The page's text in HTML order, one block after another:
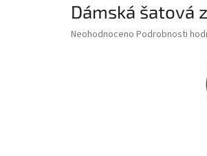
Dámská šatová
Průměrné
Neohodnoceno Podrobnosti